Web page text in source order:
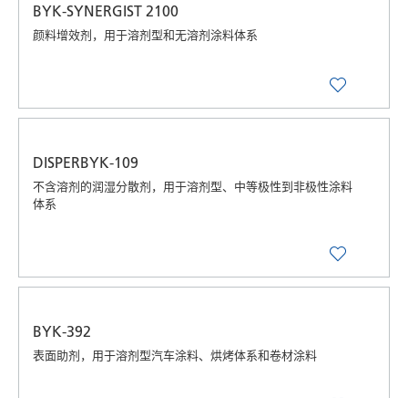
BYK-SYNERGIST 2100
颜料增效剂，用于溶剂型和无溶剂涂料体系
DISPERBYK-109
不含溶剂的润湿分散剂，用于溶剂型、中等极性到非极性涂料
体系
BYK-392
表面助剂，用于溶剂型汽车涂料、烘烤体系和卷材涂料